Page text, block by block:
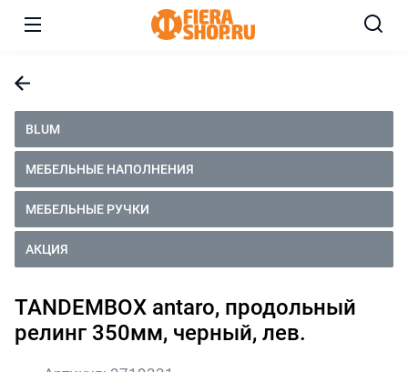
BLUM
МЕБЕЛЬНЫЕ НАПОЛНЕНИЯ
МЕБЕЛЬНЫЕ РУЧКИ
АКЦИЯ
TANDEMBOX antaro, продольный
релинг 350мм, черный, лев.